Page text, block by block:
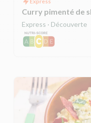
Curry pimenté de
Express · Découverte